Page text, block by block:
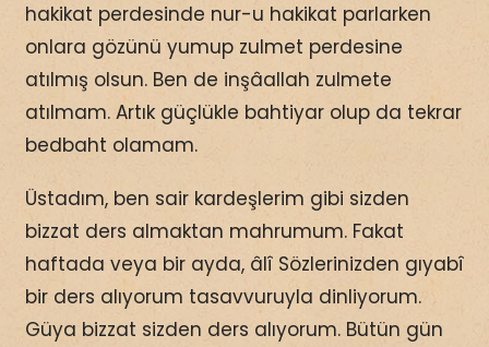
hakikat perdesinde nur-u hakikat parlarken
onlara gözünü yumup zulmet perdesine
atılmış olsun. Ben de inşâallah zulmete
atılmam. Artık güçlükle bahtiyar olup da tekrar
bedbaht olamam.
Üstadım, ben sair kardeşlerim gibi sizden
bizzat ders almaktan mahrumum. Fakat
haftada veya bir ayda, âlî Sözlerinizden gıyabî
bir ders alıyorum tasavvuruyla dinliyorum.
Güya bizzat sizden ders alıyorum. Bütün gün